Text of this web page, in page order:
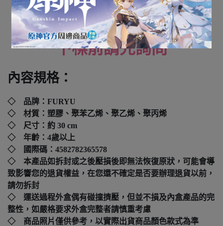
全新未拆封
下標前請先詢問
內容規格：
◇ 品牌： FURYU
◇ 材質：塑膠、聚苯乙烯、聚乙烯、聚丙烯
◇ 尺寸： 約 30 cm
◇ 年齡：4歲以上
◇ 國際碼： 4582782365578
◇ 本產品如拆封或之後壓損後即無法恢復原狀，可能會導
致影響您的退貨權益，在您還不確定是否要辦理退貨以前，
請勿拆封
◇ 運送過程外盒偶有碰撞擠壓，但並不損及內盒產品的完
整性，如嚴格要求外盒完整者請慎重考慮
◇ 商品照片僅供參考，以實際出貨商品顏色款式為準